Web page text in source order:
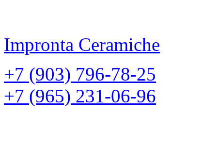
Impronta Ceramiche
+7 (903) 796-78-25
+7 (965) 231-06-96